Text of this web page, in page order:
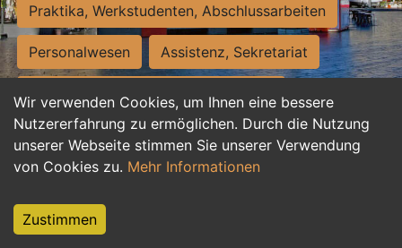
Wir verwenden Cookies, um Ihnen eine bessere
Nutzererfahrung zu ermöglichen. Durch die Nutzung
unserer Webseite stimmen Sie unserer Verwendung
von Cookies zu. Mehr Informationen
Zustimmen
Praktika, Werkstudenten, Abschlussarbeiten
Personalwesen Assistenz, Sekretariat
Hilfskräfte, Aushilfs- und Nebenjobs
Einkauf, Logistik, Materialwirtschaft
Weiterbildung, Studium, duale Ausbildung
Tourismus